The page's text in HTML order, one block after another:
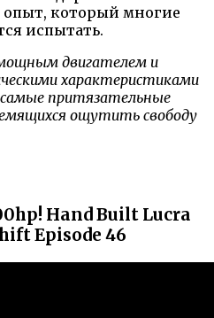
опыт, который многие
испытать.
двигателем и
характеристиками
притязательные
ощутить свободу
Hand Built Lucra
Episode 46